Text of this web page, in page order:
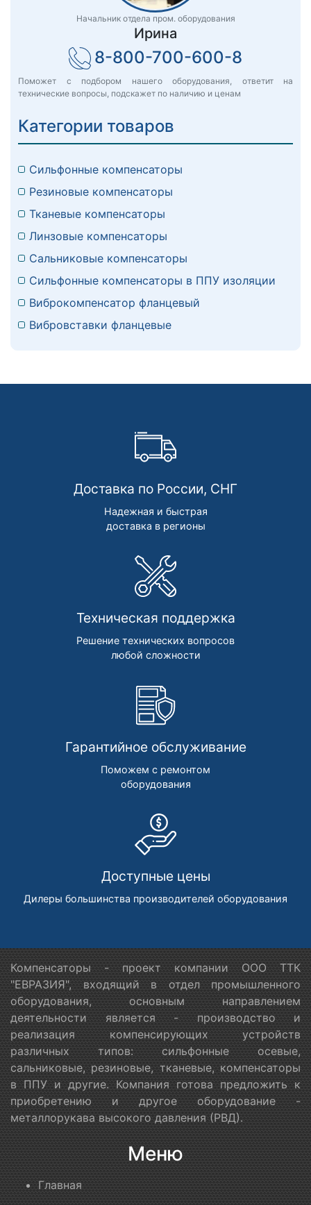
Начальник отдела пром. оборудования
Ирина
8-800-700-600-8
Поможет с подбором нашего оборудования, ответит на
технические вопросы, подскажет по наличию и ценам
Категории товаров
Сильфонные компенсаторы
Резиновые компенсаторы
Тканевые компенсаторы
Линзовые компенсаторы
Сальниковые компенсаторы
Сильфонные компенсаторы в ППУ изоляции
Виброкомпенсатор фланцевый
Вибровставки фланцевые
Доставка по России, СНГ
Надежная и быстрая
доставка в регионы
Техническая поддержка
Решение технических вопросов
любой сложности
Гарантийное обслуживание
Поможем с ремонтом
оборудования
Доступные цены
Дилеры большинства производителей оборудования
Компенсаторы - проект компании ООО ТТК
"ЕВРАЗИЯ", входящий в отдел промышленного
оборудования, основным направлением
деятельности является - производство и
реализация компенсирующих устройств
различных типов: сильфонные осевые,
сальниковые, резиновые, тканевые, компенсаторы
в ППУ и другие. Компания готова предложить к
приобретению и другое оборудование -
металлорукава высокого давления (РВД).
Меню
Главная